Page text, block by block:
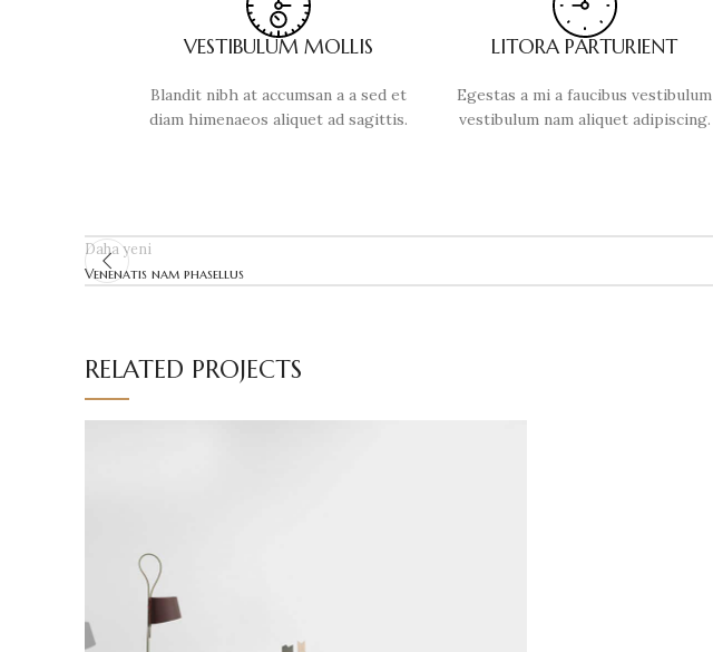
VESTIBULUM MOLLIS
Blandit nibh at accumsan a a sed et
diam himenaeos aliquet ad sagittis.
LITORA PARTURIENT
Egestas a mi a faucibus vestibulum
vestibulum nam aliquet adipiscing.
Daha yeni
Venenatis nam phasellus
RELATED PROJECTS